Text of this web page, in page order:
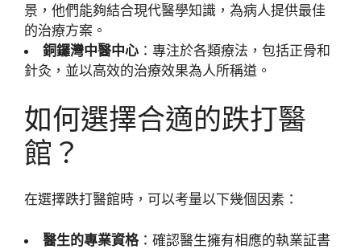
景，他們能夠結合現代醫學知識，為病人提供最佳
的治療方案。
銅鑼灣中醫中心 ：專注於各類療法，包括正骨和
針灸，並以高效的治療效果為人所稱道。
如何選擇合適的跌打醫
館？
在選擇跌打醫館時，可以考量以下幾個因素：
醫生的專業資格：確認醫生擁有相應的執業証書